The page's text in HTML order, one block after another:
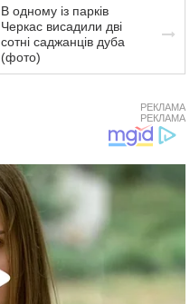
В одному із парків
Черкас висадили дві
сотні саджанців дуба
(фото)
РЕКЛАМА
РЕКЛАМА